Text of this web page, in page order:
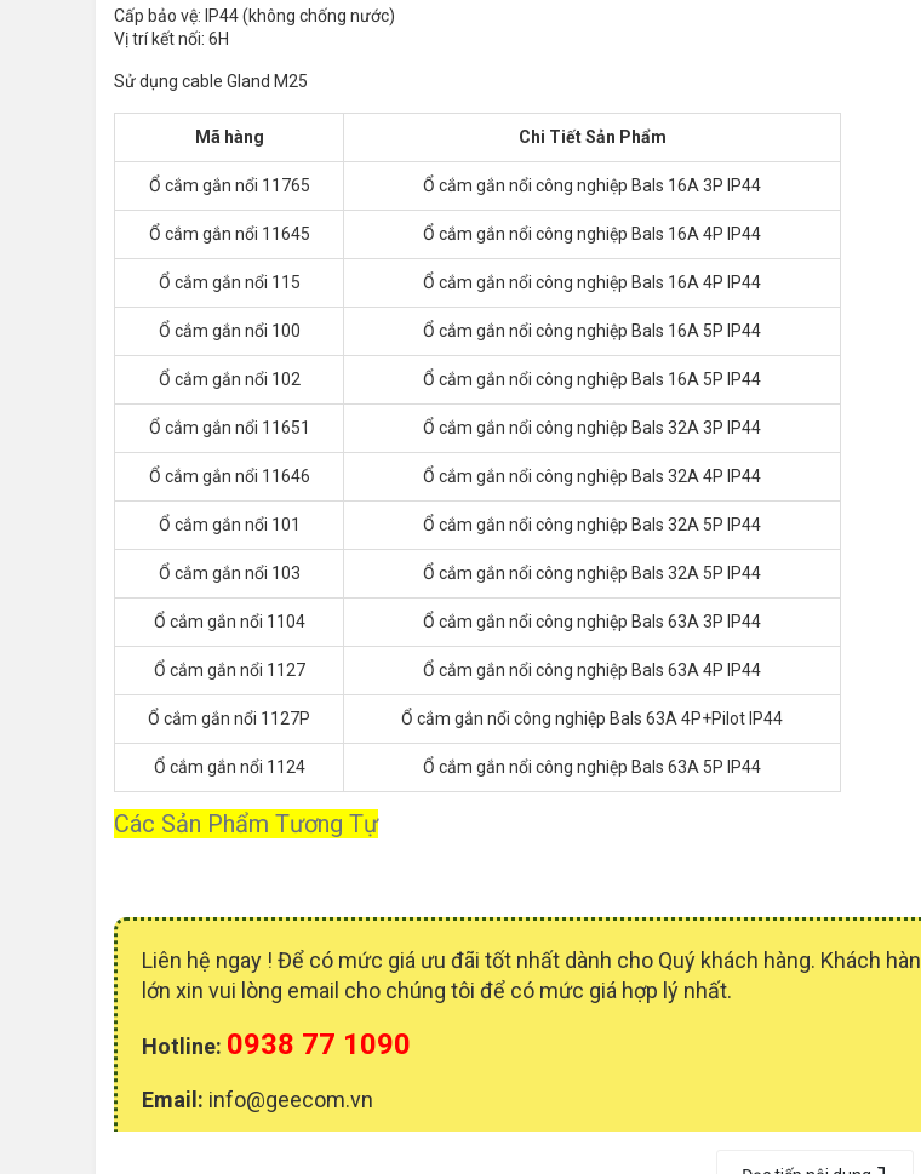
Cấp bảo vệ: IP44 (không chống nước)
Vị trí kết nối: 6H
Sử dụng cable Gland M25
Các Sản Phẩm Tương Tự
Mã hàng Chi Tiết Sản Phẩm
Ổ cắm gắn nổi 11765 Ổ cắm gắn nổi công nghiệp Bals 16A 3P IP44
Ổ cắm gắn nổi 11645 Ổ cắm gắn nổi công nghiệp Bals 16A 4P IP44
Ổ cắm gắn nổi 115 Ổ cắm gắn nổi công nghiệp Bals 16A 4P IP44
Ổ cắm gắn nổi 100 Ổ cắm gắn nổi công nghiệp Bals 16A 5P IP44
Ổ cắm gắn nổi 102 Ổ cắm gắn nổi công nghiệp Bals 16A 5P IP44
Ổ cắm gắn nổi 11651 Ổ cắm gắn nổi công nghiệp Bals 32A 3P IP44
Ổ cắm gắn nổi 11646 Ổ cắm gắn nổi công nghiệp Bals 32A 4P IP44
Ổ cắm gắn nổi 101 Ổ cắm gắn nổi công nghiệp Bals 32A 5P IP44
Ổ cắm gắn nổi 103 Ổ cắm gắn nổi công nghiệp Bals 32A 5P IP44
Ổ cắm gắn nổi 1104 Ổ cắm gắn nổi công nghiệp Bals 63A 3P IP44
Ổ cắm gắn nổi 1127 Ổ cắm gắn nổi công nghiệp Bals 63A 4P IP44
Ổ cắm gắn nổi 1127P Ổ cắm gắn nổi công nghiệp Bals 63A 4P+Pilot IP44
Ổ cắm gắn nổi 1124 Ổ cắm gắn nổi công nghiệp Bals 63A 5P IP44
Liên hệ ngay ! Để có mức giá ưu đãi tốt nhất dành cho Quý khách hàng. Khách
lớn xin vui lòng email cho chúng tôi để có mức giá hợp lý nhất.
Hotline: 0938 77 1090
Email: info@geecom.vn